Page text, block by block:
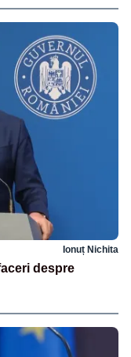
Ionuț Nichita
despre